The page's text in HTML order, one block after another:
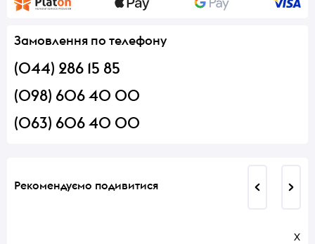
Замовлення по телефону
(044) 286 15 85
(098) 606 40 00
(063) 606 40 00
Рекомендуємо подивитися
Хіт